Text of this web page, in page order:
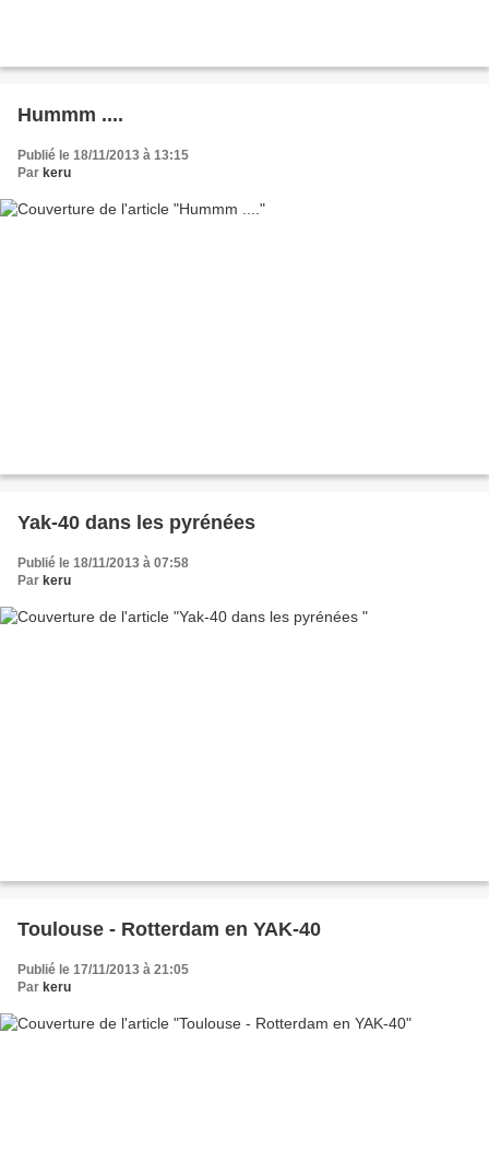
Hummm ....
Publié le 18/11/2013 à 13:15
Par keru
Yak-40 dans les pyrénées
Publié le 18/11/2013 à 07:58
Par keru
Toulouse - Rotterdam en YAK-40
Publié le 17/11/2013 à 21:05
Par keru